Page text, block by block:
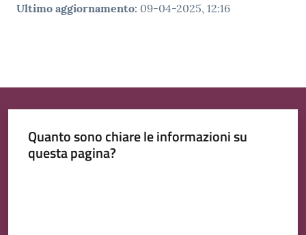
Ultimo aggiornamento: 09-04-2025, 12:16
Quanto sono chiare le informazioni su
questa pagina?